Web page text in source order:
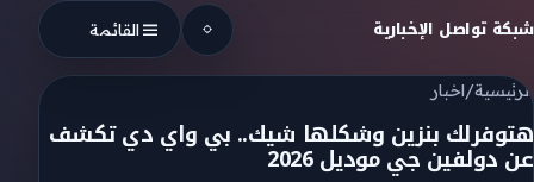
Skip to content
شبكة تواصل الإخبارية القائمة
الرئيسية/اخبار
هتوفرلك بنزين وشكلها شيك.. بي واي دي تكشف
عن دولفين جي موديل 2026